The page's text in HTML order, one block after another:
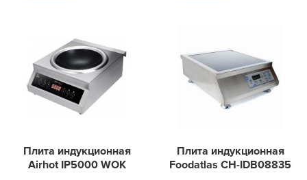
Плита индукционная
Airhot IP5000 WOK
Плита индукционная
Foodatlas CH-IDB08835